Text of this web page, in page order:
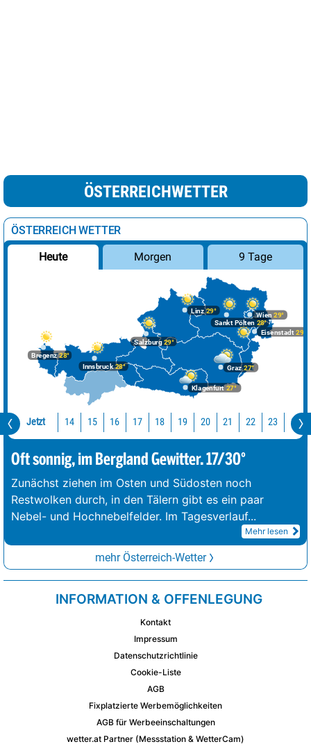
ÖSTERREICHWETTER
ÖSTERREICH WETTER
Heute Morgen 9 Tage
Bregenz28°
Graz27°
Innsbruck28°
Klagenfurt 27°
Linz29°
Salzburg29°
Wien 29°
Eisenstadt 29°
Sankt Pölten 28°
Jetzt 14 15 16 17 18 19 20 21 22 23 0
Oft sonnig, im Bergland Gewitter. 17/30°
Zunächst ziehen im Osten und Südosten noch
Restwolken durch, in den Tälern gibt es ein paar
Nebel- und Hochnebelfelder. Im Tagesverlauf...
Mehr lesen
mehr Österreich-Wetter
INFORMATION & OFFENLEGUNG
Kontakt
Impressum
Datenschutzrichtlinie
Cookie-Liste
AGB
Fixplatzierte Werbemöglichkeiten
AGB für Werbeeinschaltungen
wetter.at Partner (Messstation & WetterCam)